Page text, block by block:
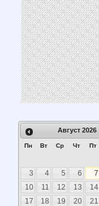
Август 2026
Пн Вт Ср Чт Пт
3
4 5 6 7
10
11 12 13 14
17
18 19 20 21